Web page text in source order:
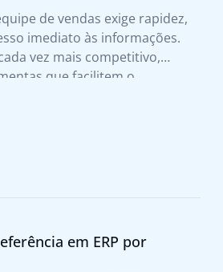
de vendas exige rapidez,
imediato às informações.
vez mais competitivo,
que facilitem o
um diferencial para se
em ERP por